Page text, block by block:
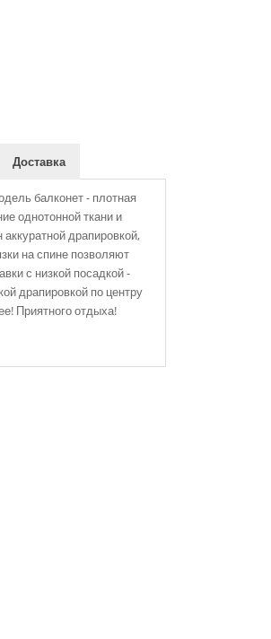
Доставка
балконет - плотная
однотонной ткани и
драпировкой,
на спине позволяют
с низкой посадкой -
драпировкой по центру
Приятного отдыха!